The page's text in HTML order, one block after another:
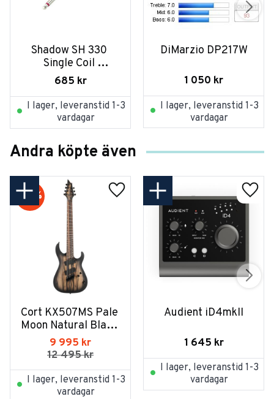
Shadow SH 330
Single Coil
Gitarrmikrofon
685 kr
I lager, leveranstid 1-3
vardagar
DiMarzio DP217W
1 050 kr
I lager, leveranstid 1-3
vardagar
Andra köpte även
Cort KX507MS Pale
Moon Natural Black
Burst
9 995 kr
12 495kr
20 %
I lager, leveranstid 1-3
vardagar
Audient iD4mkII
1 645 kr
I lager, leveranstid 1-3
vardagar